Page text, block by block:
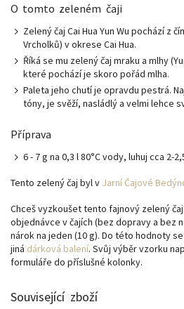
O tomto zeleném čaji
Zelený čaj Cai Hua Yun Wu pochází z
Vrcholků) v okrese Cai Hua.
Říká se mu zelený čaj mraku a mlhy
které pochází je skoro pořád mlha.
Paleta jeho chutí je opravdu pestrá.
tóny, je svěží, nasládlý a velmi lehce
Příprava
6 - 7 g na 0,3 l 80°C vody, luhuj cca 2-
Tento zelený čaj byl v Jarní Čajové
Chceš vyzkoušet tento fajnový zelený
objednávce v čajích (bez dopravy a bez
nárok na jeden (10 g). Do této hodnoty
jiná dárková balení. Svůj výběr vzorku
formuláře do příslušné kolonky.
Související zboží